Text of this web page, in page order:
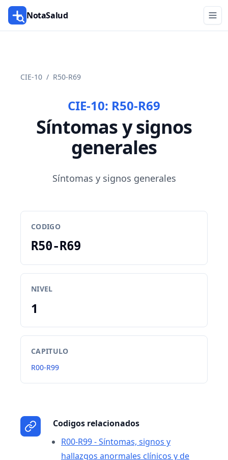
NotaSalud
CIE-10 / R50-R69
CIE-10: R50-R69
Síntomas y signos
generales
Síntomas y signos generales
CODIGO
R50-R69
NIVEL
1
CAPITULO
R00-R99
Codigos relacionados
R00-R99 - Síntomas, signos y
hallazgos anormales clínicos y de